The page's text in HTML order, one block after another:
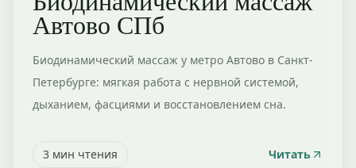
Автово СПб
Биодинамический массаж у метро Автово в Санкт-
Петербурге: мягкая работа с нервной системой,
дыханием, фасциями и восстановлением сна.
3 мин чтения Читать